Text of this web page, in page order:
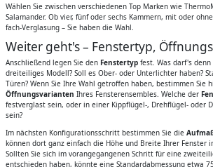
Wählen Sie zwischen verschiedenen Top Marken wie
Salamander. Ob vier, fünf oder sechs Kammern, mit oder
fach-Verglasung – Sie haben die Wahl.
Weiter geht's – Fenstertyp,
Anschließend legen Sie den Fenstertypfest. Was darf's denn
dreiteiliges Modell? Soll es Ober- oder Unterlichter haben?
Türen? Wenn Sie Ihre Wahl getroffen haben, bestimmen Sie
Öffnungsvarianten Ihres Fensterensembles. Welche der
festverglast sein, oder in einer Kippflügel-, Drehflügel- oder
sein?
Im nächsten Konfigurationsschritt bestimmen Sie die
können dort ganz einfach die Höhe und Breite Ihrer Fenster
Sollten Sie sich im vorangegangenen Schritt für eine
entschieden haben, könnte eine Standardabmessung etwa